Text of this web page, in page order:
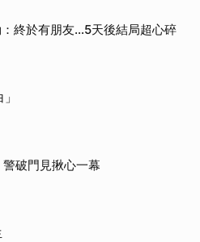
終於有朋友…5天後結局超心碎
破門見揪心一幕